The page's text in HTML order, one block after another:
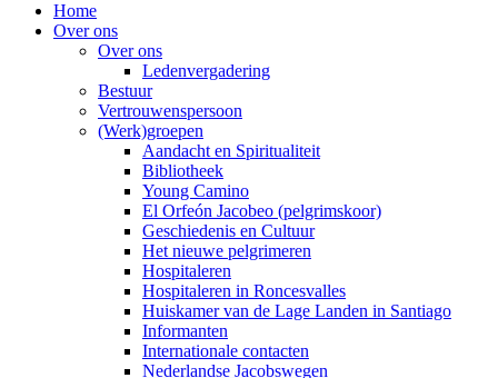
Home
Over ons
Over ons
Ledenvergadering
Bestuur
Vertrouwenspersoon
(Werk)groepen
Aandacht en Spiritualiteit
Bibliotheek
Young Camino
El Orfeón Jacobeo (pelgrimskoor)
Geschiedenis en Cultuur
Het nieuwe pelgrimeren
Hospitaleren
Hospitaleren in Roncesvalles
Huiskamer van de Lage Landen in Santiago
Informanten
Internationale contacten
Nederlandse Jacobswegen